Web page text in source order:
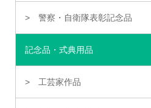
警察・自衛隊表彰記念品
記念品・式典用品
工芸家作品